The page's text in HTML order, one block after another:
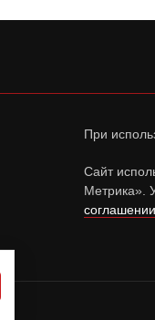
При
Сайт
Метрика».
соглашении